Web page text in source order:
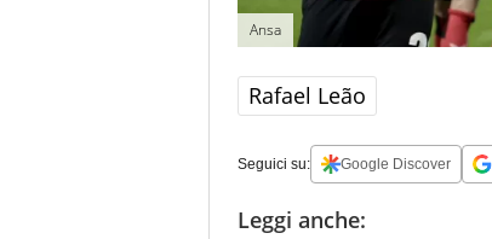
Ansa
Rafael Leão
Seguici su: Google Discover
Leggi anche: